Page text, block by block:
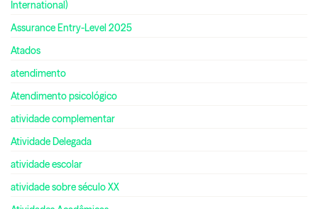
International)
Assurance Entry-Level 2025
Atados
atendimento
Atendimento psicológico
atividade complementar
Atividade Delegada
atividade escolar
atividade sobre século XX